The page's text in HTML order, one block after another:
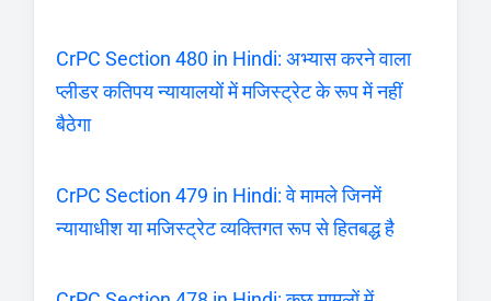
CrPC Section 480 in Hindi: अभ्यास करने वाला
प्लीडर कतिपय न्यायालयों में मजिस्ट्रेट के रूप में नहीं
बैठेगा
CrPC Section 479 in Hindi: वे मामले जिनमें
न्यायाधीश या मजिस्ट्रेट व्यक्तिगत रूप से हितबद्ध है